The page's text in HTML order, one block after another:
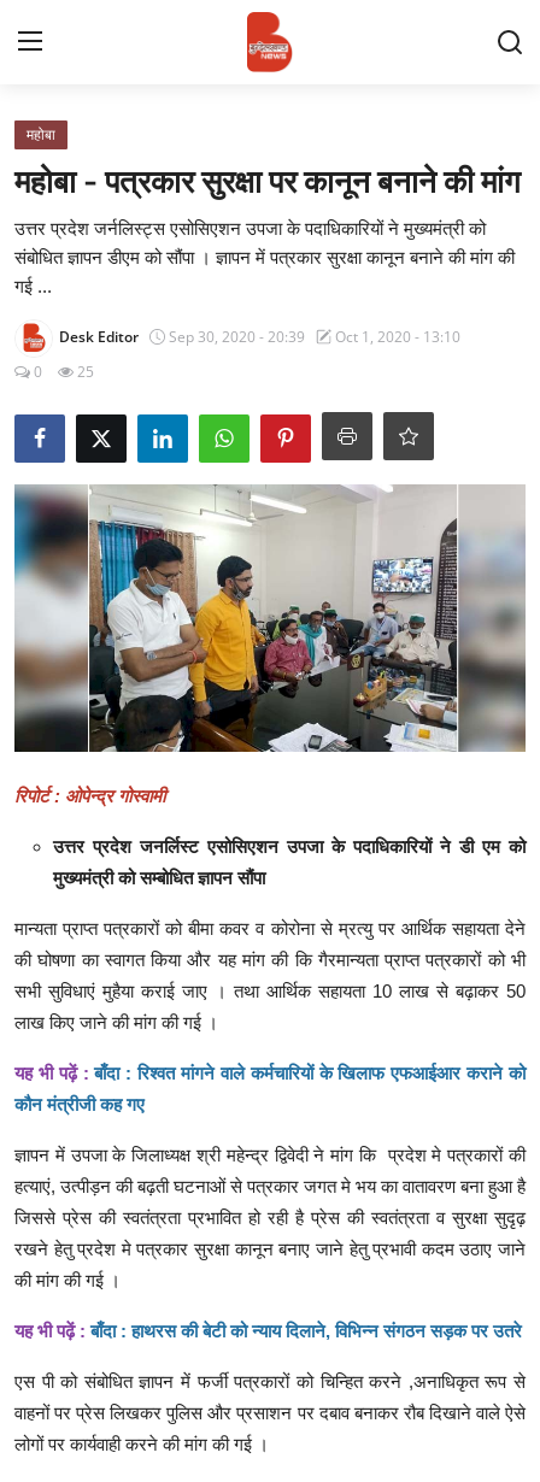
प्रमुख ख़बर
अपना शहर
राज्य
बुन्देलखण्ड
वीडियो
क्राइम
मनोरंजन
महोबा
महोबा - पत्रकार सुरक्षा पर कानून बनाने की मांग
उत्तर प्रदेश जर्नलिस्ट्स एसोसिएशन उपजा के पदाधिकारियों ने मुख्यमंत्री को
संबोधित ज्ञापन डीएम को सौंपा । ज्ञापन में पत्रकार सुरक्षा कानून बनाने की मांग की
गई ...
Desk Editor Sep 30, 2020 - 20:39
Oct 1, 2020 - 13:10
0
25
रिपोर्ट : ओपेन्द्र गोस्वामी
उत्तर प्रदेश जनर्लिस्ट एसोसिएशन उपजा के पदाधिकारियों ने डी एम को
मुख्यमंत्री को सम्बोधित ज्ञापन सौंपा
मान्यता प्राप्त पत्रकारों को बीमा कवर व कोरोना से म्रत्यु पर आर्थिक सहायता देने
की घोषणा का स्वागत किया और यह मांग की कि गैरमान्यता प्राप्त पत्रकारों को भी
सभी सुविधाएं मुहैया कराई जाए । तथा आर्थिक सहायता 10 लाख से बढ़ाकर 50
लाख किए जाने की मांग की गई ।
यह भी पढ़ें :बाँदा : रिश्वत मांगने वाले कर्मचारियों के खिलाफ एफआईआर कराने को
कौन मंत्रीजी कह गए
ज्ञापन में उपजा के जिलाध्यक्ष श्री महेन्द्र द्विवेदी ने मांग कि प्रदेश मे पत्रकारों की
हत्याएं, उत्पीड़न की बढ़ती घटनाओं से पत्रकार जगत मे भय का वातावरण बना हुआ है
जिससे प्रेस की स्वतंत्रता प्रभावित हो रही है प्रेस की स्वतंत्रता व सुरक्षा सुदृढ़
रखने हेतु प्रदेश मे पत्रकार सुरक्षा कानून बनाए जाने हेतु प्रभावी कदम उठाए जाने
की मांग की गई ।
यह भी पढ़ें :बाँदा : हाथरस की बेटी को न्याय दिलाने, विभिन्न संगठन सड़क पर उतरे
एस पी को संबोधित ज्ञापन में फर्जी पत्रकारों को चिन्हित करने ,अनाधिकृत रूप से
वाहनों पर प्रेस लिखकर पुलिस और प्रसाशन पर दबाव बनाकर रौब दिखाने वाले ऐसे
लोगों पर कार्यवाही करने की मांग की गई ।